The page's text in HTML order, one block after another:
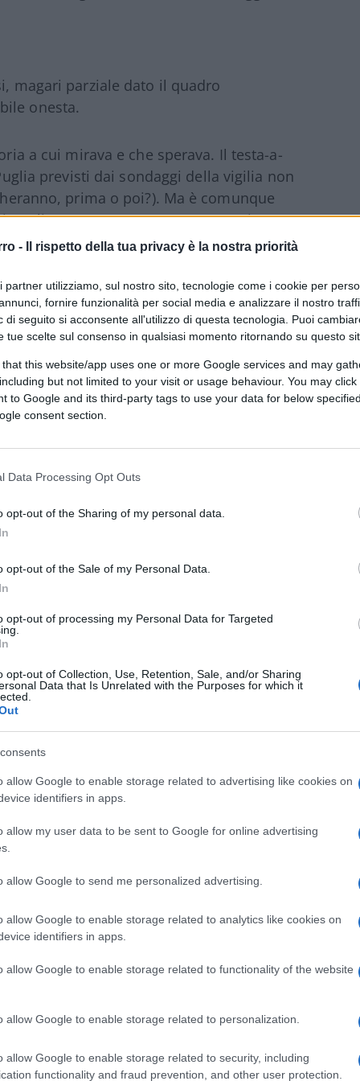
- Il rispetto della tua privacy è la nostra priorità
partner utilizziamo, sul nostro sito, tecnologie come i cookie per
fornire funzionalità per social media e analizzare il nostro
di seguito si acconsente all'utilizzo di questa tecnologia. Puoi
tue scelte sul consenso in qualsiasi momento ritornando su questo
that this website/app uses one or more Google services and may
but not limited to your visit or usage behaviour. You may
to Google and its third-party tags to use your data for below
consent section.
Data Processing Opt Outs
opt-out of the Sharing of my personal data.
opt-out of the Sale of my Personal Data.
opt-out of processing my Personal Data for Targeted
opt-out of Collection, Use, Retention, Sale, and/or Sharing
Data that Is Unrelated with the Purposes for which it
allow Google to enable storage related to advertising like cookies on
identifiers in apps.
allow my user data to be sent to Google for online advertising
allow Google to send me personalized advertising.
allow Google to enable storage related to analytics like cookies on
identifiers in apps.
allow Google to enable storage related to functionality of the website
allow Google to enable storage related to personalization.
allow Google to enable storage related to security, including
functionality and fraud prevention, and other user protection.
magari parziale dato il quadro
onesta.
a cui mirava e che sperava. Il testa-a-
previsti dai sondaggi della vigilia non
prima o poi?). Ma è comunque
palio. Ha pur sempre strappato piuttosto
le Marche, e governa ora in 15
ha stravinto con percentuali record, in
appare come un’altra occasione
tanto al governo, che come vedremo
Pd. La sensazione è quella di una
di una coalizione che presenta
disfatta, una Caporetto, non può certo
uno striminzito pareggio. Scansata di
ciò che alla vigilia si negava nel
nazionale del voto. Si pretende cioè che
e la linea Pd di abbraccio con i 5
rallegrarsi: il Pd continua a
roccaforti, per la verità sempre più
potere si conferma ancora una
risorsa. Quando tutto sembra perduto,
Ma soprattutto, Zingaretti può essere
e praticamente neutralizzato la minaccia
di maggioranza sono profondamente
compagine di governo (da azionista di
il Pd torna ad essere forza egemone a
quasi del tutto riassorbiti nella sinistra
a Più Europa) non riesce a risultare
Per i 5 Stelle il 33 per cento del
anno, sembrano un lontano ricordo.
con il Pd in Liguria e nelle regioni in cui
ad andare in doppia cifra (solo in
in Veneto (3 per cento) e Toscana (6
può consolare. Come mostrano i flussi